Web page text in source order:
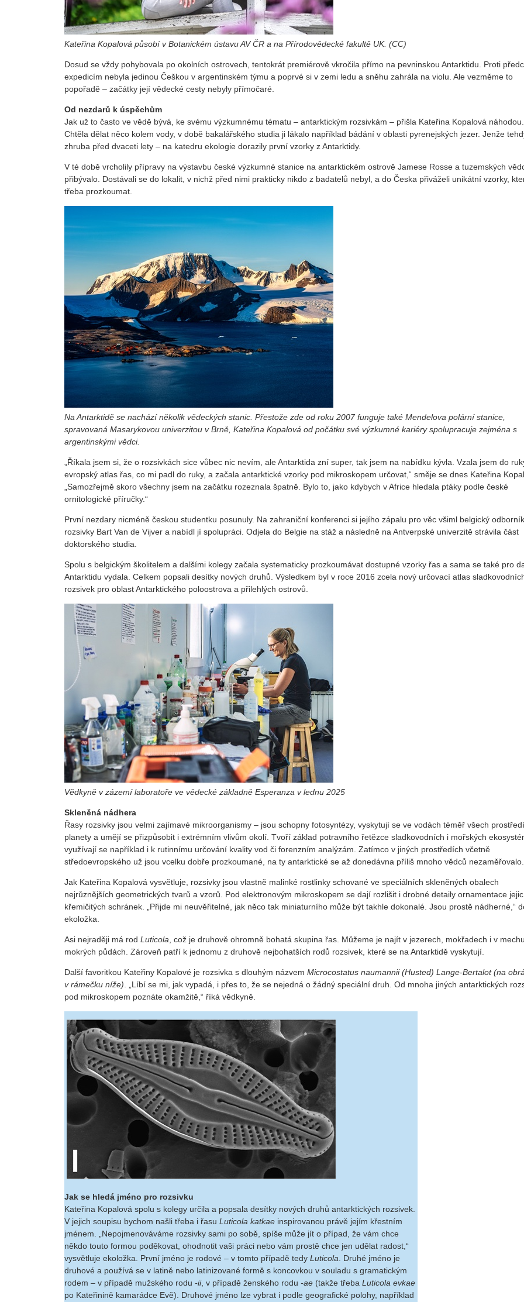
Kateřina Kopalová působí v Botanickém ústavu AV ČR a na Přírodovědecké fakultě UK. (CC)
Dosud se vždy pohybovala po okolních ostrovech, tentokrát premiérově vkročila přímo na pevninskou Antarktidu. Proti
expedicím nebyla jedinou Češkou v argentinském týmu a poprvé si v zemi ledu a sněhu zahrála na violu. Ale vezměme to
popořadě – začátky její vědecké cesty nebyly přímočaré.
Od nezdarů k úspěchům
Jak už to často ve vědě bývá, ke svému výzkumnému tématu – antarktickým rozsivkám – přišla Kateřina Kopalová náhodou.
Chtěla dělat něco kolem vody, v době bakalářského studia ji lákalo například bádání v oblasti pyrenejských jezer. Jenže
zhruba před dvaceti lety – na katedru ekologie dorazily první vzorky z Antarktidy.
V té době vrcholily přípravy na výstavbu české výzkumné stanice na antarktickém ostrově Jamese Rosse a tuzemských
přibývalo. Dostávali se do lokalit, v nichž před nimi prakticky nikdo z badatelů nebyl, a do Česka přiváželi unikátní vzorky,
třeba prozkoumat.
Na Antarktidě se nachází několik vědeckých stanic. Přestože zde od roku 2007 funguje také Mendelova polární stanice,
spravovaná Masarykovou univerzitou v Brně, Kateřina Kopalová od počátku své výzkumné kariéry spolupracuje zejména s
argentinskými vědci.
„Říkala jsem si, že o rozsivkách sice vůbec nic nevím, ale Antarktida zní super, tak jsem na nabídku kývla. Vzala jsem do
evropský atlas řas, co mi padl do ruky, a začala antarktické vzorky pod mikroskopem určovat,“ směje se dnes Kateřina
„Samozřejmě skoro všechny jsem na začátku rozeznala špatně. Bylo to, jako kdybych v Africe hledala ptáky podle české
ornitologické příručky.“
První nezdary nicméně českou studentku posunuly. Na zahraniční konferenci si jejího zápalu pro věc všiml belgický
rozsivky Bart Van de Vijver a nabídl jí spolupráci. Odjela do Belgie na stáž a následně na Antverpské univerzitě strávila část
doktorského studia.
Spolu s belgickým školitelem a dalšími kolegy začala systematicky prozkoumávat dostupné vzorky řas a sama se také pro
Antarktidu vydala. Celkem popsali desítky nových druhů. Výsledkem byl v roce 2016 zcela nový určovací atlas
rozsivek pro oblast Antarktického poloostrova a přilehlých ostrovů.
Vědkyně v zázemí laboratoře ve vědecké základně Esperanza v lednu 2025
Skleněná nádhera
Řasy rozsivky jsou velmi zajímavé mikroorganismy – jsou schopny fotosyntézy, vyskytují se ve vodách téměř všech
planety a umějí se přizpůsobit i extrémním vlivům okolí. Tvoří základ potravního řetězce sladkovodních i mořských
využívají se například i k rutinnímu určování kvality vod či forenzním analýzám. Zatímco v jiných prostředích včetně
středoevropského už jsou vcelku dobře prozkoumané, na ty antarktické se až donedávna příliš mnoho vědců nezaměřovalo.
Jak Kateřina Kopalová vysvětluje, rozsivky jsou vlastně malinké rostlinky schované ve speciálních skleněných obalech
nejrůznějších geometrických tvarů a vzorů. Pod elektronovým mikroskopem se dají rozlišit i drobné detaily ornamentace
křemičitých schránek. „Přijde mi neuvěřitelné, jak něco tak miniaturního může být takhle dokonalé. Jsou prostě nádherné,“
ekoložka.
Asi nejraději má rod Luticola, což je druhově ohromně bohatá skupina řas. Můžeme je najít v jezerech, mokřadech i v
mokrých půdách. Zároveň patří k jednomu z druhově nejbohatších rodů rozsivek, které se na Antarktidě vyskytují.
Další favoritkou Kateřiny Kopalové je rozsivka s dlouhým názvem Microcostatus naumannii (Husted) Lange-Bertalot (na
v rámečku níže). „Líbí se mi, jak vypadá, i přes to, že se nejedná o žádný speciální druh. Od mnoha jiných antarktických
pod mikroskopem poznáte okamžitě,“ říká vědkyně.
Jak se hledá jméno pro rozsivku
Kateřina Kopalová spolu s kolegy určila a popsala desítky nových druhů antarktických rozsivek.
V jejich soupisu bychom našli třeba i řasu Luticola katkae inspirovanou právě jejím křestním
jménem. „Nepojmenováváme rozsivky sami po sobě, spíše může jít o případ, že vám chce
někdo touto formou poděkovat, ohodnotit vaši práci nebo vám prostě chce jen udělat radost,“
vysvětluje ekoložka. První jméno je rodové – v tomto případě tedy Luticola. Druhé jméno je
druhové a používá se v latině nebo latinizované formě s koncovkou v souladu s gramatickým
rodem – v případě mužského rodu -ii, v případě ženského rodu -ae (takže třeba Luticola evkae
po Kateřinině kamarádce Evě). Druhové jméno lze vybrat i podle geografické polohy, například